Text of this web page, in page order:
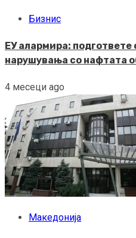
Бизнис
ЕУ алармира: подгответе
нарушувања со нафтата
4 месеци ago
Македонија